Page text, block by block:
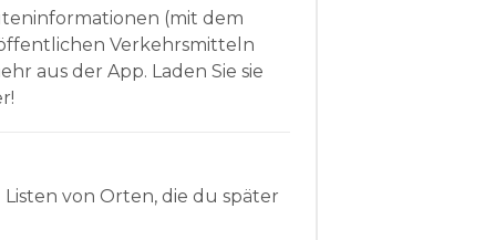
(mit dem
Verkehrsmitteln
aus der App. Laden Sie sie
von Orten, die du später